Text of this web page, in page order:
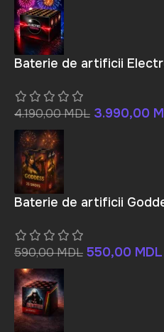
Baterie de artificii
4.190,00MDL 3.990,00
Baterie de artificii
590,00MDL 550,00 MDL